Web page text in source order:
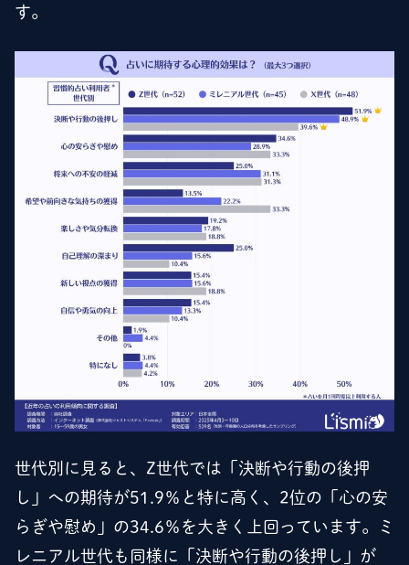
す。
世代別に見ると、Z世代では「決断や行動の後押
し」への期待が51.9％と特に高く、2位の「心の安
らぎや慰め」の34.6％を大きく上回っています。ミ
レニアル世代も同様に「決断や行動の後押し」が